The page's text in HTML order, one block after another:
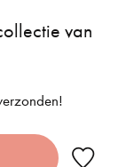
van